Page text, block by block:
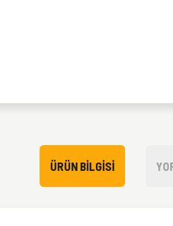
ÜRÜN BILGISI